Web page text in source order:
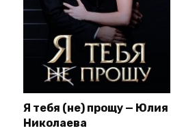
Я тебя (не) прощу — Юлия
Николаева